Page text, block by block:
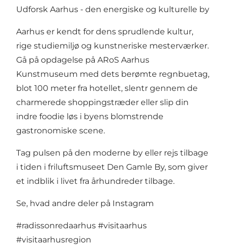
Udforsk Aarhus - den energiske og kulturelle by
Aarhus er kendt for dens sprudlende kultur,
rige studiemiljø og kunstneriske mesterværker.
Gå på opdagelse på ARoS Aarhus
Kunstmuseum med dets berømte regnbuetag,
blot 100 meter fra hotellet, slentr gennem de
charmerede shoppingstræder eller slip din
indre foodie løs i byens blomstrende
gastronomiske scene.
Tag pulsen på den moderne by eller rejs tilbage
i tiden i friluftsmuseet Den Gamle By, som giver
et indblik i livet fra århundreder tilbage.
Se, hvad andre deler på Instagram
#radissonredaarhus #visitaarhus
#visitaarhusregion